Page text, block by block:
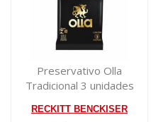
Preservativo Olla
Tradicional 3 unidades
RECKITT BENCKISER